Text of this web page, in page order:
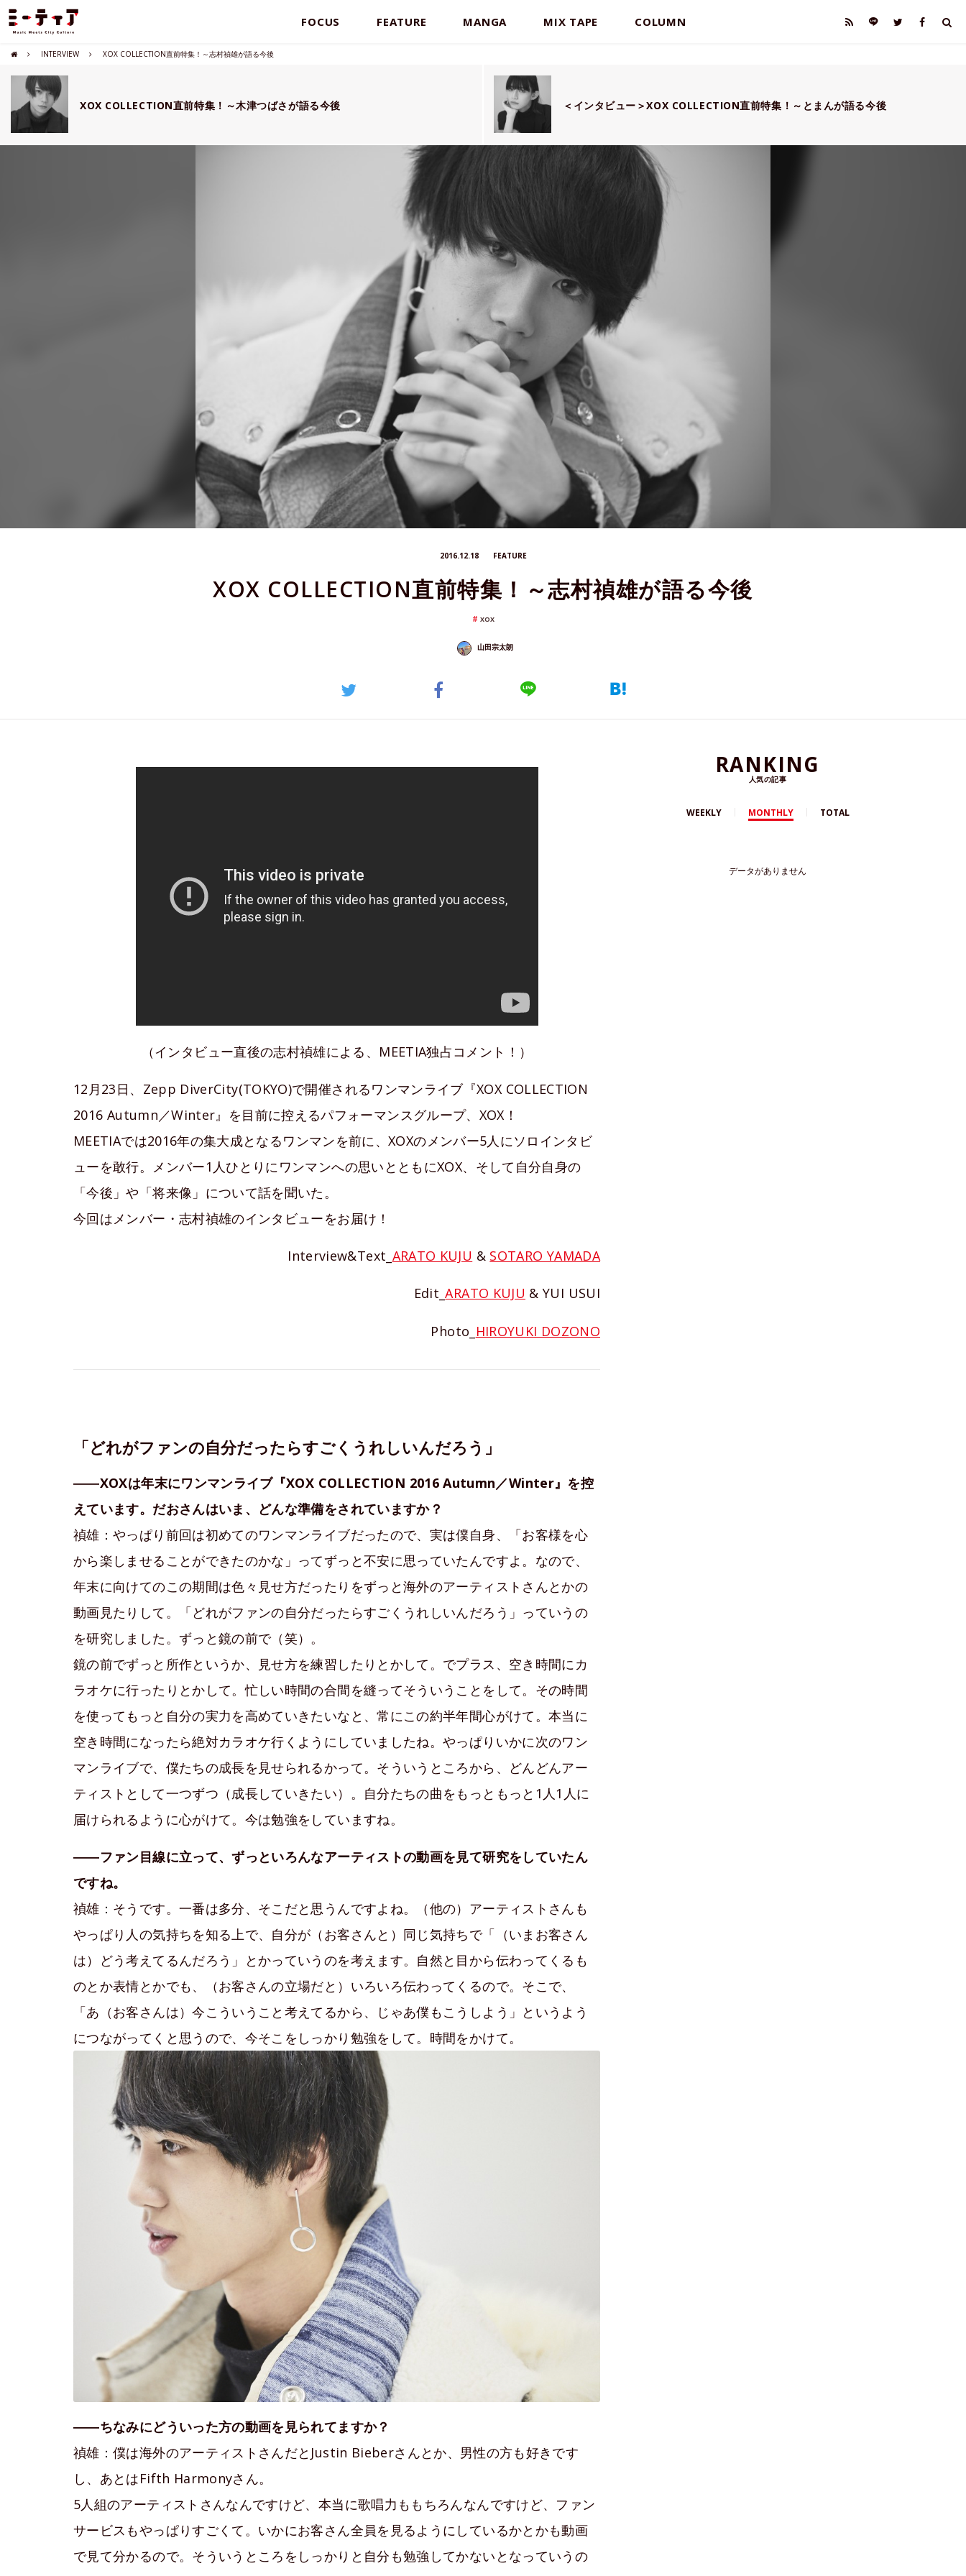
FOCUS FEATURE MANGA MIX TAPE COLUMN
INTERVIEW XOX COLLECTION直前特集！～志村禎雄が語る今後
XOX COLLECTION直前特集！～木津つばさが語る今後 ＜インタビュー＞XOX COLLECTION直前特集！～とまんが語る今後
2016.12.18 FEATURE
XOX COLLECTION直前特集！～志村禎雄が語る今後
XOX
山田宗太朗
（インタビュー直後の志村禎雄による、MEETIA独占コメント！）
12月23日、Zepp DiverCity(TOKYO)で開催されるワンマンライブ『XOX COLLECTION
2016 Autumn／Winter』を目前に控えるパフォーマンスグループ、XOX！
MEETIAでは2016年の集大成となるワンマンを前に、XOXのメンバー5人にソロインタビ
ューを敢行。メンバー1人ひとりにワンマンへの思いとともにXOX、そして自分自身の
「今後」や「将来像」について話を聞いた。
今回はメンバー・志村禎雄のインタビューをお届け！
Interview&Text_ ARATO KUJU & SOTARO YAMADA
Edit_ARATO KUJU & YUI USUI
Photo_ HIROYUKI DOZONO
「どれがファンの自分だったらすごくうれしいんだろう」
――XOXは年末にワンマンライブ『XOX COLLECTION 2016 Autumn／Winter』を控
えています。だおさんはいま、どんな準備をされていますか？
禎雄：やっぱり前回は初めてのワンマンライブだったので、実は僕自身、「お客様を心
から楽しませることができたのかな」ってずっと不安に思っていたんですよ。なので、
年末に向けてのこの期間は色々見せ方だったりをずっと海外のアーティストさんとかの
動画見たりして。「どれがファンの自分だったらすごくうれしいんだろう」っていうの
を研究しました。ずっと鏡の前で（笑）。
鏡の前でずっと所作というか、見せ方を練習したりとかして。でプラス、空き時間にカ
ラオケに行ったりとかして。忙しい時間の合間を縫ってそういうことをして。その時間
を使ってもっと自分の実力を高めていきたいなと、常にこの約半年間心がけて。本当に
空き時間になったら絶対カラオケ行くようにしていましたね。やっぱりいかに次のワン
マンライブで、僕たちの成長を見せられるかって。そういうところから、どんどんアー
ティストとして一つずつ（成長していきたい）。自分たちの曲をもっともっと1人1人に
届けられるように心がけて。今は勉強をしていますね。
――ファン目線に立って、ずっといろんなアーティストの動画を見て研究をしていたん
ですね。
禎雄：そうです。一番は多分、そこだと思うんですよね。（他の）アーティストさんも
やっぱり人の気持ちを知る上で、自分が（お客さんと）同じ気持ちで「（いまお客さん
は）どう考えてるんだろう」とかっていうのを考えます。自然と目から伝わってくるも
のとか表情とかでも、（お客さんの立場だと）いろいろ伝わってくるので。そこで、
「あ（お客さんは）今こういうこと考えてるから、じゃあ僕もこうしよう」というよう
につながってくと思うので、今そこをしっかり勉強をして。時間をかけて。
――ちなみにどういった方の動画を見られてますか？
禎雄：僕は海外のアーティストさんだとJustin Bieberさんとか、男性の方も好きです
し、あとはFifth Harmonyさん。
5人組のアーティストさんなんですけど、本当に歌唱力ももちろんなんですけど、ファン
サービスもやっぱりすごくて。いかにお客さん全員を見るようにしているかとかも動画
で見て分かるので。そういうところをしっかりと自分も勉強してかないとなっていうの
RANKING
人気の記事
WEEKLY MONTHLY TOTAL
データがありません